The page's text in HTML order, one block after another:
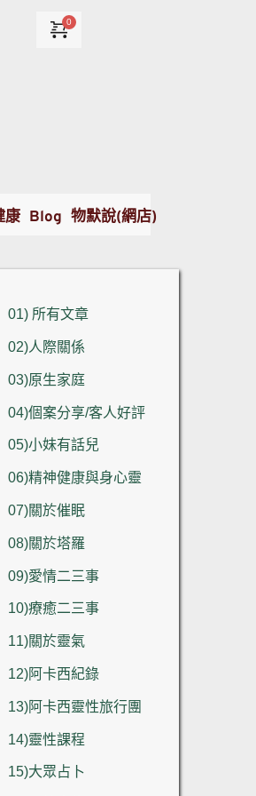
康 Blog 物默說(網店)
01) 所有文章
02)人際關係
03)原生家庭
04)個案分享/客人好評
05)小妹有話兒
06)精神健康與身心靈
07)關於催眠
08)關於塔羅
09)愛情二三事
10)療癒二三事
11)關於靈氣
12)阿卡西紀錄
13)阿卡西靈性旅行團
14)靈性課程
15)大眾占卜